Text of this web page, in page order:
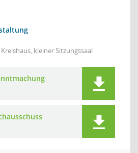
kleiner Sitzungssaal